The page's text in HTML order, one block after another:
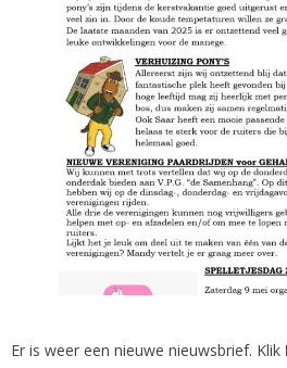
Er is weer een nieuwe nieuwsbrief. Klik